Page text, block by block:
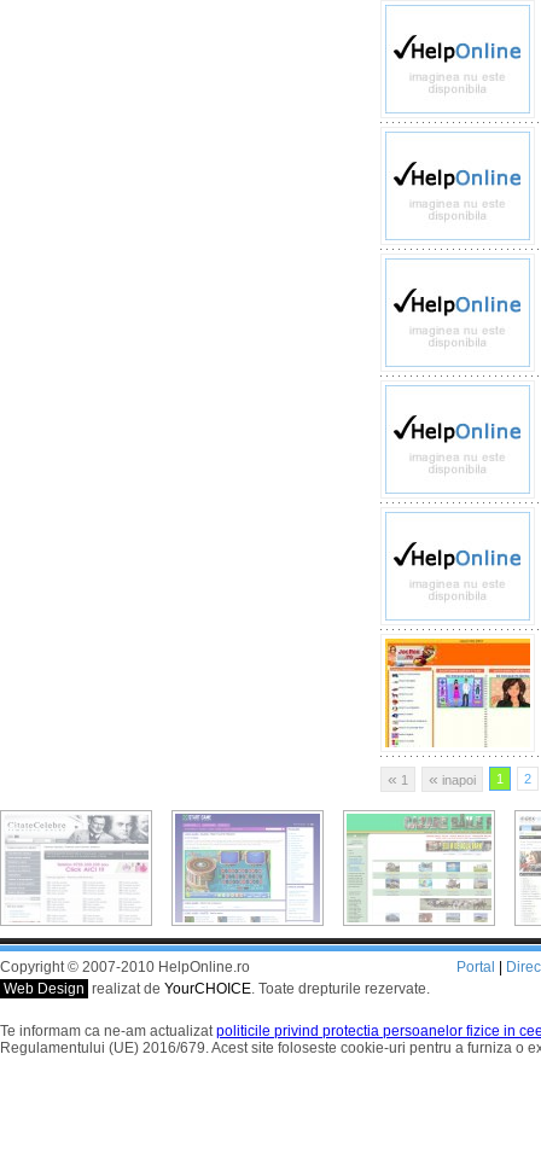
« 1 « inapoi 1 2
Copyright © 2007-2010 HelpOnline.ro
Web Design realizat de YourCHOICE. Toate drepturile rezervate.
Portal
Te informam ca ne-am actualizatpoliticile privind protectia persoanelor fizice in
Regulamentului (UE) 2016/679. Acest site foloseste cookie-uri pentru a furniza o